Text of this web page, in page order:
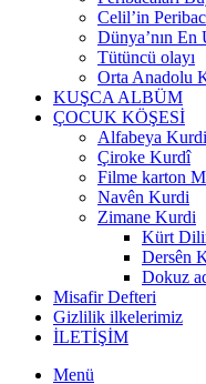
Celil’in
Dünya’nın En
Tütüncü olayı
Orta Anadolu
KUŞCA ALBÜM
ÇOCUK KÖŞESİ
Alfabeya Kurdi
Çiroke Kurdî
Filme karton
Navên Kurdi
Zimane Kurdi
Kürt
Dersên
Dokuz
Misafir Defteri
Gizlilik ilkelerimiz
İLETİŞİM
Menü